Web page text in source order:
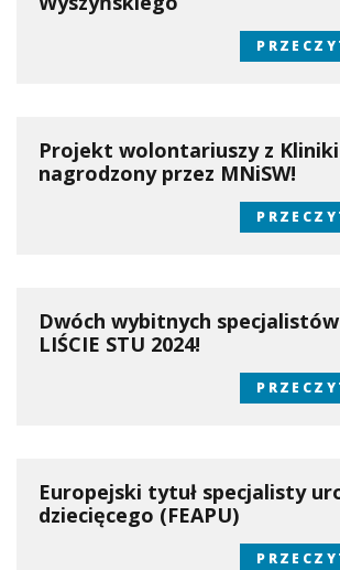
Projekt wolontariuszy z
nagrodzony przez MNiSW!
Dwóch wybitnych specjalistów
LIŚCIE STU 2024!
Europejski tytuł specjalisty
dziecięcego (FEAPU)